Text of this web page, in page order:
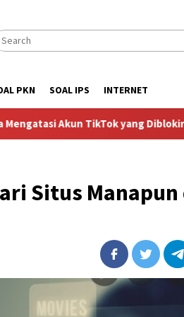
PKN SOAL IPS INTERNET
TikTok yang Diblokir
Situs Manapun